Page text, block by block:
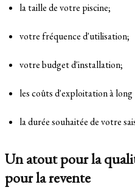
la taille de votre piscine;
votre fréquence d'utilisation;
votre budget d'installation;
les coûts d'exploitation à
la durée souhaitée de votre
Un atout pour la
pour la revente